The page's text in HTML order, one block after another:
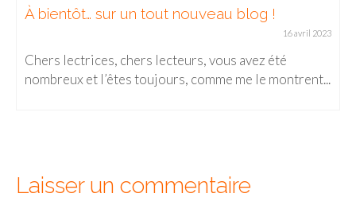
À bientôt… sur un tout nouveau blog !
16 avril 2023
Chers lectrices, chers lecteurs, vous avez été
nombreux et l’êtes toujours, comme me le montrent...
Laisser un commentaire